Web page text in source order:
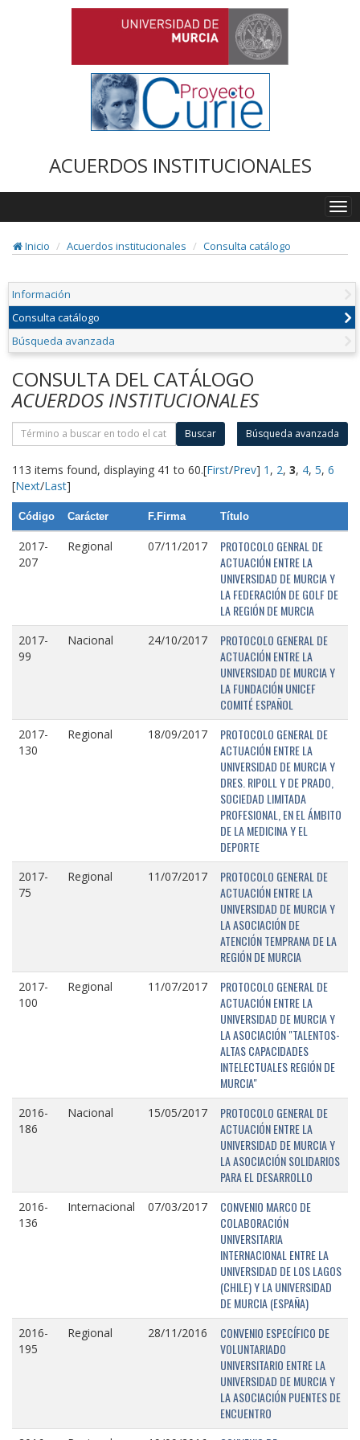
ACUERDOS INSTITUCIONALES
Inicio
Acuerdos institucionales Consulta catálogo
Información
Consulta catálogo
Búsqueda avanzada
CONSULTA DEL CATÁLOGO
ACUERDOS INSTITUCIONALES
Buscar Búsqueda avanzada
113 items found, displaying 41 to 60.[First/Prev] 1 , 2, 3, 4, 5, 6
[Next/Last]
Código Carácter F.Firma Título
2017-
207
Regional 07/11/2017
PROTOCOLO GENRAL DE
ACTUACIÓN ENTRE LA
UNIVERSIDAD DE MURCIA Y
LA FEDERACIÓN DE GOLF DE
LA REGIÓN DE MURCIA
2017-
99
Nacional 24/10/2017
PROTOCOLO GENERAL DE
ACTUACIÓN ENTRE LA
UNIVERSIDAD DE MURCIA Y
LA FUNDACIÓN UNICEF
COMITÉ ESPAÑOL
2017-
130
Regional 18/09/2017
PROTOCOLO GENERAL DE
ACTUACIÓN ENTRE LA
UNIVERSIDAD DE MURCIA Y
DRES. RIPOLL Y DE PRADO,
SOCIEDAD LIMITADA
PROFESIONAL, EN EL ÁMBITO
DE LA MEDICINA Y EL
DEPORTE
2017-
75
Regional 11/07/2017
PROTOCOLO GENERAL DE
ACTUACIÓN ENTRE LA
UNIVERSIDAD DE MURCIA Y
LA ASOCIACIÓN DE
ATENCIÓN TEMPRANA DE LA
REGIÓN DE MURCIA
2017-
100
Regional 11/07/2017
PROTOCOLO GENERAL DE
ACTUACIÓN ENTRE LA
UNIVERSIDAD DE MURCIA Y
LA ASOCIACIÓN "TALENTOS-
ALTAS CAPACIDADES
INTELECTUALES REGIÓN DE
MURCIA"
2016-
186
Nacional 15/05/2017
PROTOCOLO GENERAL DE
ACTUACIÓN ENTRE LA
UNIVERSIDAD DE MURCIA Y
LA ASOCIACIÓN SOLIDARIOS
PARA EL DESARROLLO
2016-
136
Internacional 07/03/2017
CONVENIO MARCO DE
COLABORACIÓN
UNIVERSITARIA
INTERNACIONAL ENTRE LA
UNIVERSIDAD DE LOS LAGOS
(CHILE) Y LA UNIVERSIDAD
DE MURCIA (ESPAÑA)
2016-
195
Regional 28/11/2016
CONVENIO ESPECÍFICO DE
VOLUNTARIADO
UNIVERSITARIO ENTRE LA
UNIVERSIDAD DE MURCIA Y
LA ASOCIACIÓN PUENTES DE
ENCUENTRO